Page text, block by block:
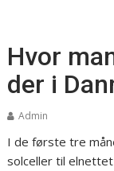
Hvor
der i
Admin
I de første tre
solceller til